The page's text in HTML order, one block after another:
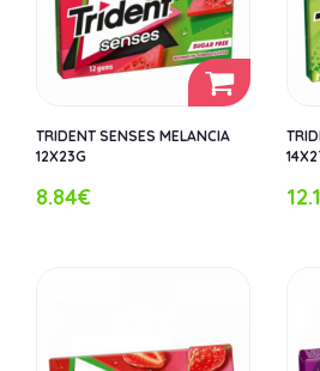
TRIDENT SENSES MELANCIA
12X23G
8.84€